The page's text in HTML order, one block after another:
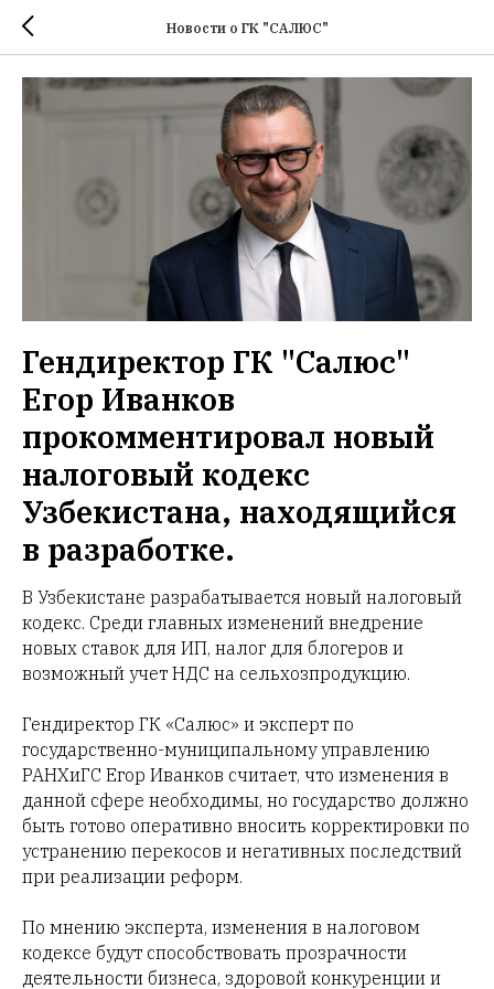
Новости о ГК "САЛЮС"
Гендиректор ГК "Салюс"
Егор Иванков
прокомментировал новый
налоговый кодекс
Узбекистана, находящийся
в разработке.
В Узбекистане разрабатывается новый налоговый
кодекс. Среди главных изменений внедрение
новых ставок для ИП, налог для блогеров и
возможный учет НДС на сельхозпродукцию.
Гендиректор ГК «Салюс» и эксперт по
государственно-муниципальному управлению
РАНХиГС Егор Иванков считает, что изменения в
данной сфере необходимы, но государство должно
быть готово оперативно вносить корректировки по
устранению перекосов и негативных последствий
при реализации реформ.
По мнению эксперта, изменения в налоговом
кодексе будут способствовать прозрачности
деятельности бизнеса, здоровой конкуренции и